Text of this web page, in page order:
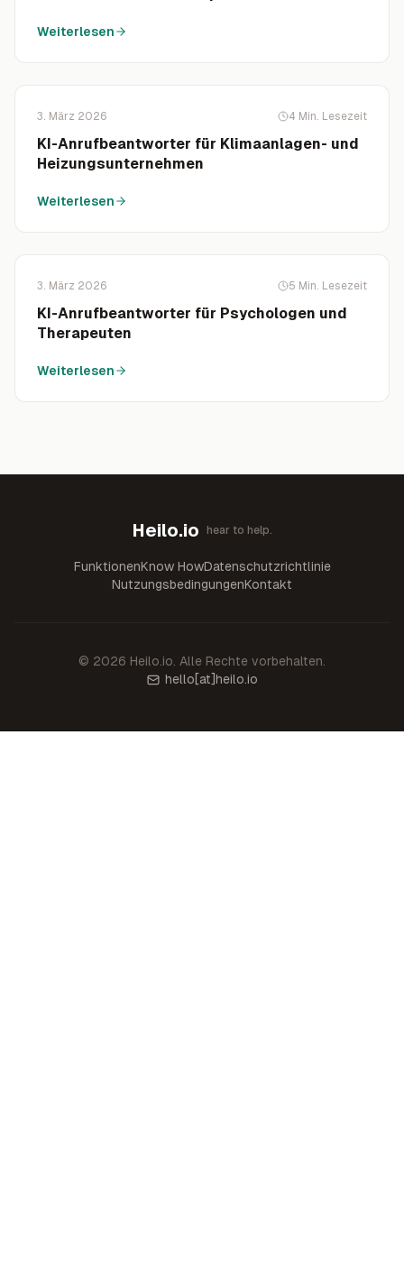
Weiterlesen
3. März 2026 4 Min. Lesezeit
KI-Anrufbeantworter für Klimaanlagen- und
Heizungsunternehmen
Weiterlesen
3. März 2026 5 Min. Lesezeit
KI-Anrufbeantworter für Psychologen und
Therapeuten
Weiterlesen
Heilo.io hear to help.
FunktionenKnow HowDatenschutzrichtlinie
NutzungsbedingungenKontakt
© 2026 Heilo.io. Alle Rechte vorbehalten.
hello[at]heilo.io